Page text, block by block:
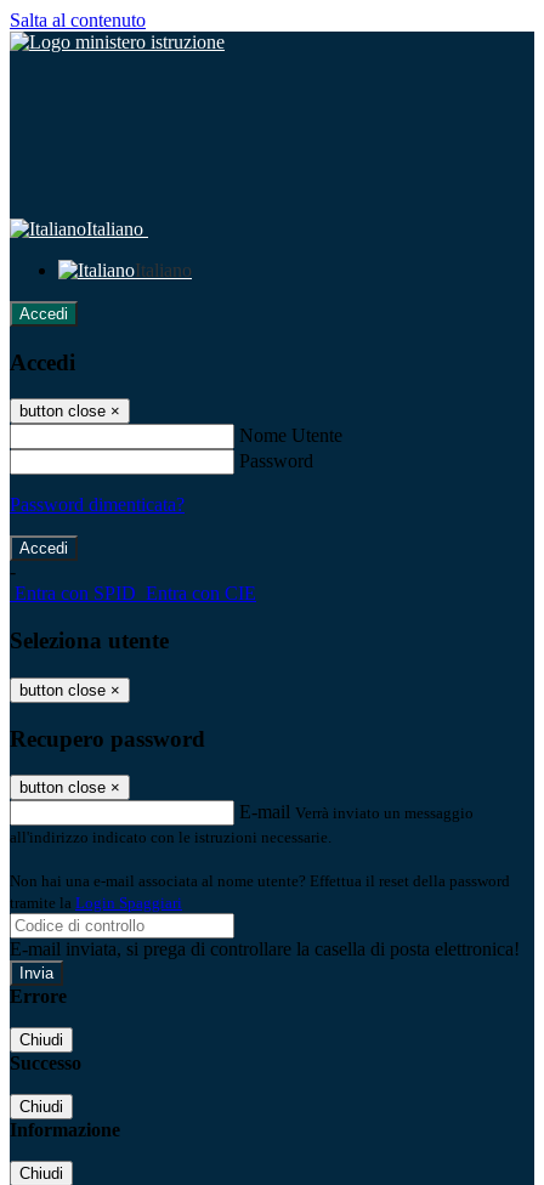
Salta al contenuto
Italiano
Italiano
Accedi
Accedi
button close ×
Nome Utente
Password
Password dimenticata?
-
Entra con SPID Entra con CIE
Seleziona utente
button close ×
Recupero password
button close ×
E-mail Verrà inviato un messaggio
all'indirizzo indicato con le istruzioni necessarie.
Non hai una e-mail associata al nome utente? Effettua il reset della password
tramite la Login Spaggiari
E-mail inviata, si prega di controllare la casella di posta elettronica!
Errore
Chiudi
Successo
Chiudi
Informazione
Chiudi